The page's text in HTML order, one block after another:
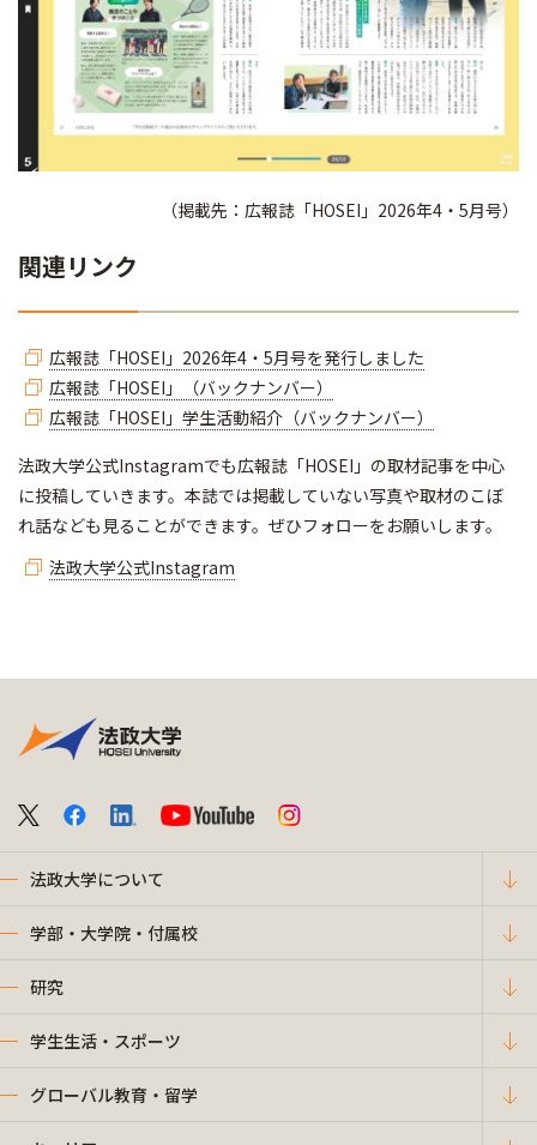
（掲載先：広報誌「HOSEI」2026年4・5月号）
関連リンク
広報誌「HOSEI」2026年4・5月号を発行しました
広報誌「HOSEI」（バックナンバー）
広報誌「HOSEI」学生活動紹介（バックナンバー）
法政大学公式Instagramでも広報誌「HOSEI」の取材記事を中心
に投稿していきます。本誌では掲載していない写真や取材のこぼ
れ話なども見ることができます。ぜひフォローをお願いします。
法政大学公式Instagram
法政大学について
学部・大学院・付属校
研究
学生生活・スポーツ
グローバル教育・留学